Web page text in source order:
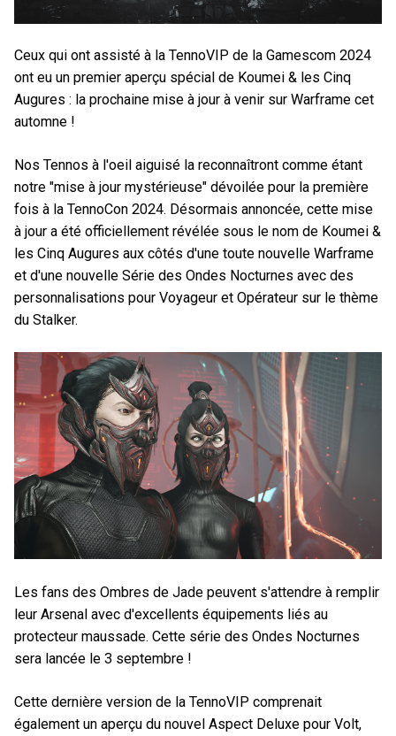
Ceux qui ont assisté à la TennoVIP de la Gamescom 2024
ont eu un premier aperçu spécial de Koumei & les Cinq
Augures : la prochaine mise à jour à venir sur Warframe cet
automne !
Nos Tennos à l'oeil aiguisé la reconnaîtront comme étant
notre "mise à jour mystérieuse" dévoilée pour la première
fois à la TennoCon 2024. Désormais annoncée, cette mise
à jour a été officiellement révélée sous le nom de Koumei &
les Cinq Augures aux côtés d'une toute nouvelle Warframe
et d'une nouvelle Série des Ondes Nocturnes avec des
personnalisations pour Voyageur et Opérateur sur le thème
du Stalker.
Les fans des Ombres de Jade peuvent s'attendre à remplir
leur Arsenal avec d'excellents équipements liés au
protecteur maussade. Cette série des Ondes Nocturnes
sera lancée le 3 septembre !
Cette dernière version de la TennoVIP comprenait
également un aperçu du nouvel Aspect Deluxe pour Volt,